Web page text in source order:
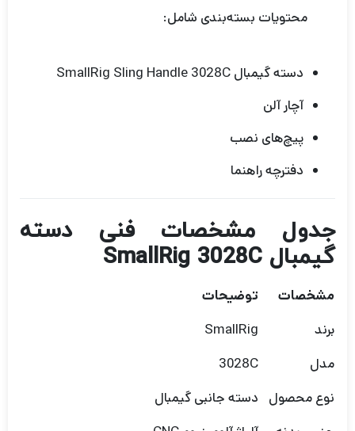
محتویات بسته‌بندی شامل:
دسته گیمبال SmallRig Sling Handle 3028C
آچار آلن
پیچ‌های نصب
دفترچه راهنما
جدول مشخصات فنی دسته
گیمبال SmallRig 3028C
مشخصات
توضیحات
برند
SmallRig
مدل
3028C
نوع محصول
دسته جانبی گیمبال